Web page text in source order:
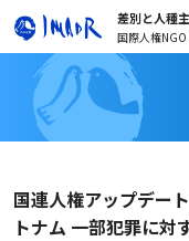
差別と人種
国際人権
国連人権アップデー
トナム 一部犯罪に対